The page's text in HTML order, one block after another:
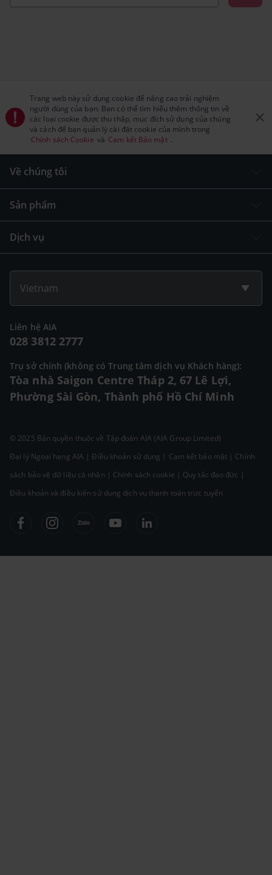
Trang web này sử dụng cookie để nâng cao trải nghiệm
người dùng của bạn. Bạn có thể tìm hiểu thêm thông tin về
các loại cookie được thu thập, mục đích sử dụng của chúng
và cách để bạn quản lý cài đặt cookie của mình trong
Chính sách Cookie và Cam kết Bảo mật .
Về chúng tôi
Sản phẩm
Dịch vụ
Vietnam
Liên hệ AIA
028 3812 2777
Trụ sở chính (không có Trung tâm dịch vụ Khách hàng):
Tòa nhà Saigon Centre Tháp 2, 67 Lê Lợi,
Phường Sài Gòn, Thành phố Hồ Chí Minh
© 2025 Bản quyền thuộc về Tập đoàn AIA (AIA Group Limited)
Đại lý Ngoại hạng AIA |Điều khoản sử dụng | Cam kết bảo mật | Chính
sách bảo vệ dữ liệu cá nhân | Chính sách cookie | Quy tắc đạo đức |
Điều khoản và điều kiện sử dụng dịch vụ thanh toán trực tuyến